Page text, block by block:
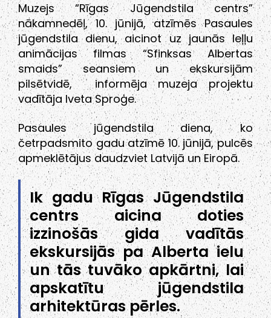
Muzejs “Rīgas Jūgendstila centrs”
nākamnedēļ, 10. jūnijā, atzīmēs Pasaules
jūgendstila dienu, aicinot uz jaunās leļļu
animācijas filmas “Sfinksas Albertas
smaids” seansiem un ekskursijām
pilsētvidē, informēja muzeja projektu
vadītāja Iveta Sproģe.
Pasaules jūgendstila diena, ko
četrpadsmito gadu atzīmē 10. jūnijā, pulcēs
apmeklētājus daudzviet Latvijā un Eiropā.
Ik gadu Rīgas Jūgendstila
centrs aicina doties
izzinošās gida vadītās
ekskursijās pa Alberta ielu
un tās tuvāko apkārtni, lai
apskatītu jūgendstila
arhitektūras pērles.